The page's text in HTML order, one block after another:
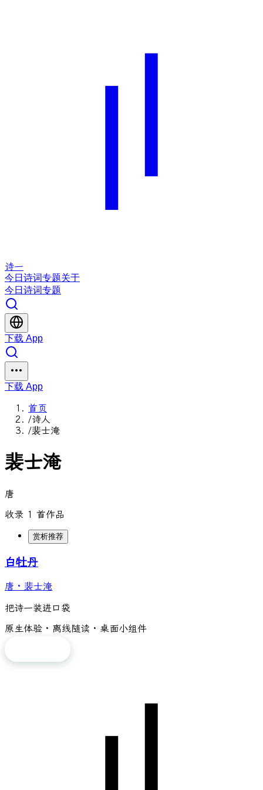
诗一
今日 诗词专题关于
今日 诗词专题
下载 App
下载 App
首页
/诗人
/裴士淹
裴士淹
唐
收录 1 首作品
赏析推荐
白牡丹
唐 · 裴士淹
把诗一装进口袋
原生体验 · 离线随读 · 桌面小组件